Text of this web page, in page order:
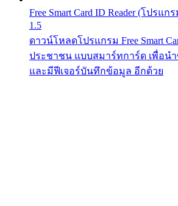
Free Smart Card ID Reader (โปร
1.5
ดาวน์โหลดโปรแกรม Free Smart
ประชาชน แบบสมาร์ทการ์ด เพื่อน
และมีฟีเจอร์บันทึกข้อมูล อีกด้วย